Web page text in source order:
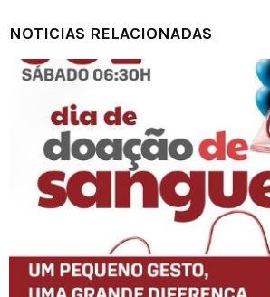
NOTICIAS RELACIONADAS